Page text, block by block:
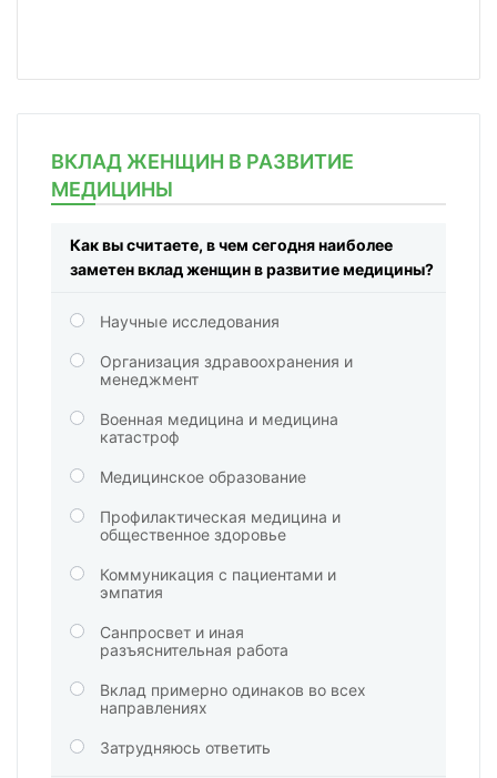
ВКЛАД ЖЕНЩИН В РАЗВИТИЕ
МЕДИЦИНЫ
Как вы считаете, в чем сегодня наиболее
заметен вклад женщин в развитие медицины?
Научные исследования
Организация здравоохранения и
менеджмент
Военная медицина и медицина
катастроф
Медицинское образование
Профилактическая медицина и
общественное здоровье
Коммуникация с пациентами и
эмпатия
Санпросвет и иная
разъяснительная работа
Вклад примерно одинаков во всех
направлениях
Затрудняюсь ответить